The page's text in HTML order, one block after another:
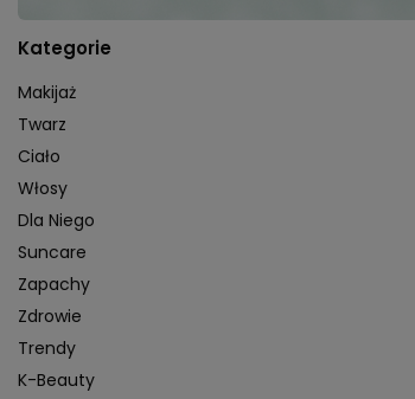
Kategorie
Makijaż
Twarz
Ciało
Włosy
Dla Niego
Suncare
Zapachy
Zdrowie
Trendy
K-Beauty